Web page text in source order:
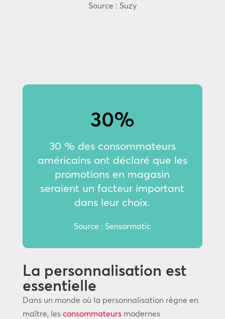
Source : Suzy
30%
30 % des consommateurs
américains ont déclaré que les
promotions en magasin
seraient un facteur important
dans leur choix.
Source : Sensormatic
La personnalisation est
essentielle
Dans un monde où la personnalisation règne en
maître, les consommateursmodernes